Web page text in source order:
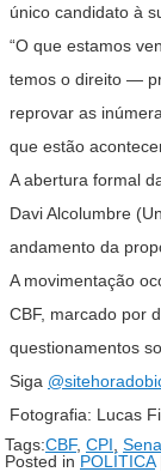
único candidato à
“O que estamos
temos o direito —
reprovar as
que estão
A abertura formal
Davi Alcolumbre
andamento da
A movimentação
CBF, marcado por
questionamentos
Siga
Fotografia: Lucas
Tags:CBF, CPI
Posted in POLÍTICA